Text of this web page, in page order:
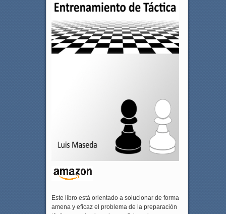
Este libro está orientado a solucionar de forma
amena y eficaz el problema de la preparación